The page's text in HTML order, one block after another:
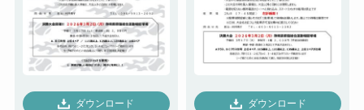
ダウンロード ダウンロード